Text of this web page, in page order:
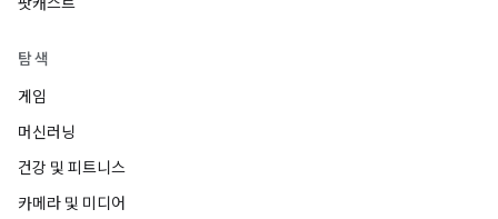
탐색
게임
머신러닝
건강 및 피트니스
카메라 및 미디어